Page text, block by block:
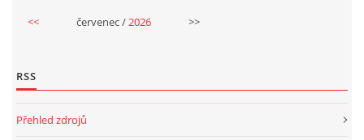
<< červenec /2026 >>
RSS
Přehled zdrojů